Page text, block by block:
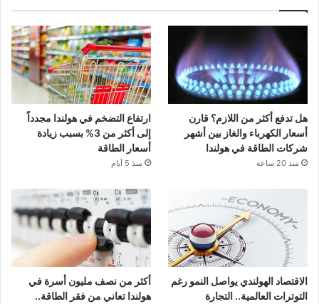
هل تدفع أكثر من اللازم؟ قارن
أسعار الكهرباء والغاز بين أشهر
شركات الطاقة في هولندا
منذ 20 ساعة
ارتفاع التضخم في هولندا مجدداً
إلى أكثر من 3% بسبب زيادة
أسعار الطاقة
منذ 5 أيام
الاقتصاد الهولندي يواصل النمو رغم
التوترات العالمية.. التجارة
أكثر من نصف مليون أسرة في
هولندا تعاني من فقر الطاقة..